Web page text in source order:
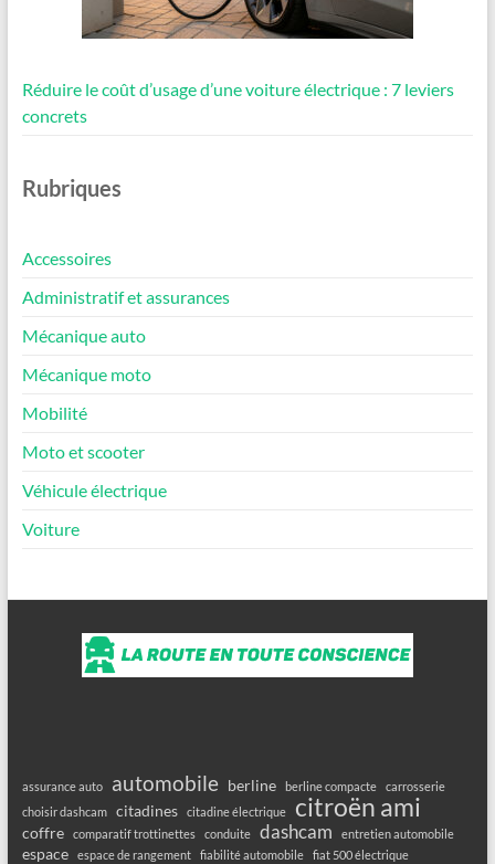
Réduire le coût d’usage d’une voiture électrique : 7 leviers
concrets
Rubriques
Accessoires
Administratif et assurances
Mécanique auto
Mécanique moto
Mobilité
Moto et scooter
Véhicule électrique
Voiture
assurance auto automobile berline berline compacte
carrosserie
choisir dashcam
citadines citadine électrique citroën ami
coffre comparatif trottinettes conduite dashcam entretien automobile
espace espace de rangement fiabilité automobile fiat 500 électrique